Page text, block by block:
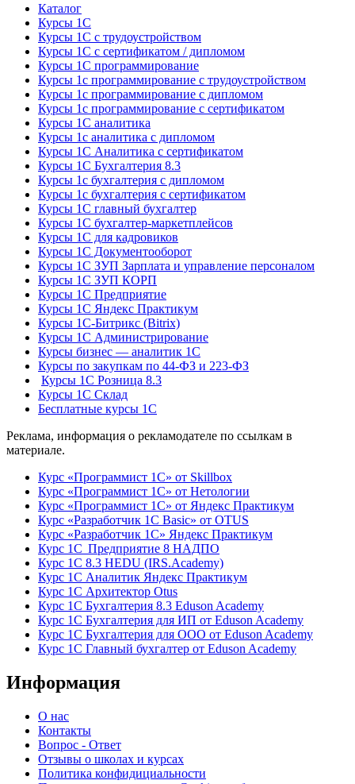
Каталог
Курсы 1С
Курсы 1С с трудоустройством
Курсы 1С с сертификатом / дипломом
Курсы 1С программирование
Курсы 1с программирование с трудоустройством
Курсы 1с программирование с дипломом
Курсы 1с программирование с сертификатом
Курсы 1С аналитика
Курсы 1с аналитика с дипломом
Курсы 1С Аналитика с сертификатом
Курсы 1С Бухгалтерия 8.3
Курсы 1с бухгалтерия с дипломом
Курсы 1с бухгалтерия с сертификатом
Курсы 1С главный бухгалтер
Курсы 1С бухгалтер-маркетплейсов
Курсы 1С для кадровиков
Курсы 1С Документооборот
Курсы 1С ЗУП Зарплата и управление персоналом
Курсы 1С ЗУП КОРП
Курсы 1С Предприятие
Курсы 1С Яндекс Практикум
Курсы 1С-Битрикс (Bitrix)
Курсы 1С Администрирование
Курсы бизнес — аналитик 1С
Курсы по закупкам по 44‑ФЗ и 223‑ФЗ
Курсы 1С Розница 8.3
Курсы 1С Склад
Бесплатные курсы 1С
Реклама, информация о рекламодателе по ссылкам в
материале.
Курс «Программист 1С» от Skillbox
Курс «Программист 1С» от Нетологии
Курс «Программист 1С» от Яндекс Практикум
Курс «Разработчик 1С Basic» от OTUS
Курс «Разработчик 1С» Яндекс Практикум
Курс 1С Предприятие 8 НАДПО
Курс 1С 8.3 HEDU (IRS.Academy)
Курс 1С Аналитик Яндекс Практикум
Курс 1С Архитектор Otus
Курс 1С Бухгалтерия 8.3 Eduson Academy
Курс 1С Бухгалтерия для ИП от Eduson Academy
Курс 1С Бухгалтерия для ООО от Eduson Academy
Курс 1С Главный бухгалтер от Eduson Academy
Информация
О нас
Контакты
Вопрос - Ответ
Отзывы о школах и курсах
Политика конфидициальности